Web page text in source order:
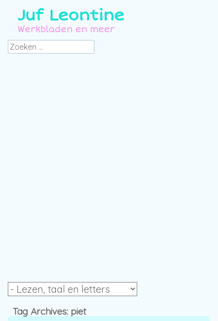
Juf Leontine
Werkbladen en meer
Zoeken
Tag Archives: piet